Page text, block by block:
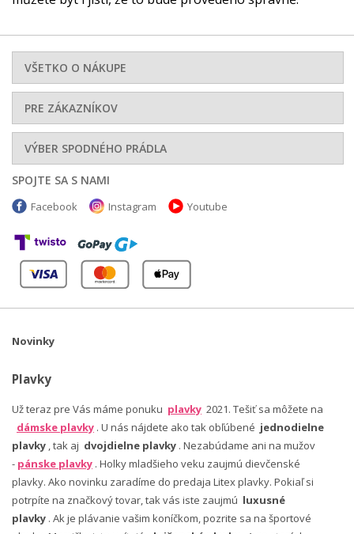
VŠETKO O NÁKUPE
PRE ZÁKAZNÍKOV
VÝBER SPODNÉHO PRÁDLA
SPOJTE SA S NAMI
Facebook Instagram Youtube
Novinky
Plavky
Už teraz pre Vás máme ponuku plavky 2021. Tešiť sa môžete na
dámske plavky . U nás nájdete ako tak obľúbené jednodielne
plavky , tak aj dvojdielne plavky . Nezabúdame ani na mužov
- pánske plavky . Holky mladšieho veku zaujmú dievčenské
plavky. Ako novinku zaradíme do predaja Litex plavky. Pokiaľ si
potrpíte na značkový tovar, tak vás iste zaujmú luxusné
plavky . Ak je plávanie vašim koníčkom, pozrite sa na športové